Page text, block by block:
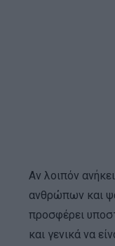
Αν λοιπόν
ανθρώπων και
προσφέρει
και γενικά να